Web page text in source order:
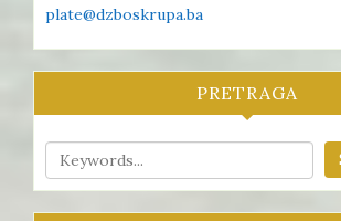
plate@dzboskrupa.ba
PRETRAGA